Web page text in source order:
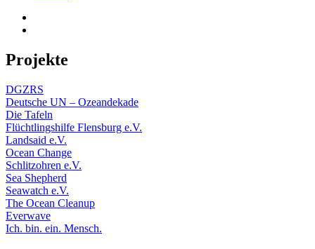
Projekte
DGZRS
Deutsche UN – Ozeandekade
Die Tafeln
Flüchtlingshilfe Flensburg e.V.
Landsaid e.V.
Ocean Change
Schlitzohren e.V.
Sea Shepherd
Seawatch e.V.
The Ocean Cleanup
Everwave
Ich. bin. ein. Mensch.